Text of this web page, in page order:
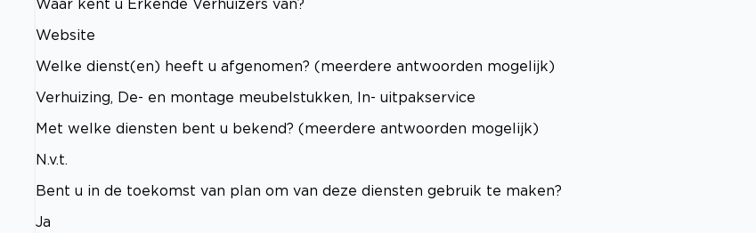
Website
Welke dienst(en) heeft u afgenomen? (meerdere antwoorden mogelijk)
Verhuizing, De- en montage meubelstukken, In- uitpakservice
Met welke diensten bent u bekend? (meerdere antwoorden mogelijk)
N.v.t.
Bent u in de toekomst van plan om van deze diensten gebruik te maken?
Ja